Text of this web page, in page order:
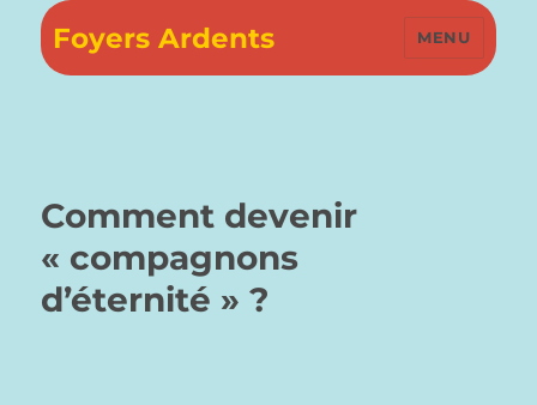
Foyers Ardents MENU
Comment devenir
« compagnons
d’éternité » ?